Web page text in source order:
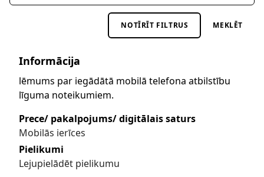
NOTĪRĪT FILTRUS MEKLĒT
Informācija
lēmums par iegādātā mobilā telefona atbilstību
līguma noteikumiem.
Prece/ pakalpojums/ digitālais saturs
Mobilās ierīces
Pielikumi
Lejupielādēt pielikumu